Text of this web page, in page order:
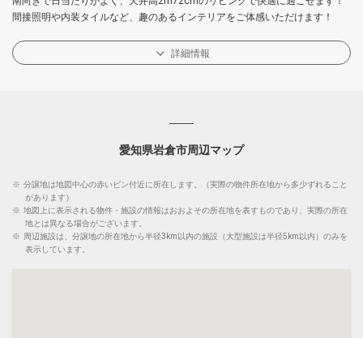
間接照明や内装タイルなど、趣のあるインテリアをご体感いただけます！
詳細情報
愛知県岩倉市周辺マップ
※ 分譲地は地図中心の赤いピン付近に所在します。（実際の物件所在地から多少ずれること
があります）
※ 地図上に表示される物件・施設の情報はおおよその所在地を表すものであり、実際の所在
地とは異なる場合がございます。
※
周辺施設は、分譲地の所在地から半径3km以内の施設（大型施設は半径5km以内）のみを
表示しています。